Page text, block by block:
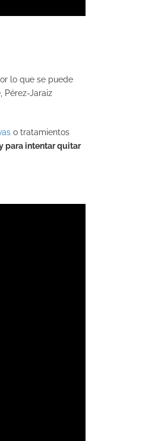
lo que se puede
Pérez-Jaraiz
o tratamientos
para intentar quitar